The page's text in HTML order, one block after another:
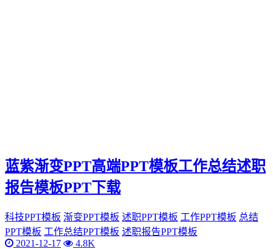
蓝紫渐变PPT高端PPT模板工作总结述职
报告模板PPT下载
科技PPT模板 渐变PPT模板 述职PPT模板 工作PPT模板 总结
PPT模板 工作总结PPT模板 述职报告PPT模板
2021-12-17
4.8K